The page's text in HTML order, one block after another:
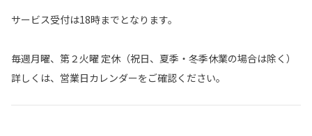
サービス受付は18時までとなります。
毎週月曜、第２火曜 定休（祝日、夏季・冬季休業の場合は除く）
詳しくは、営業日カレンダーをご確認ください。